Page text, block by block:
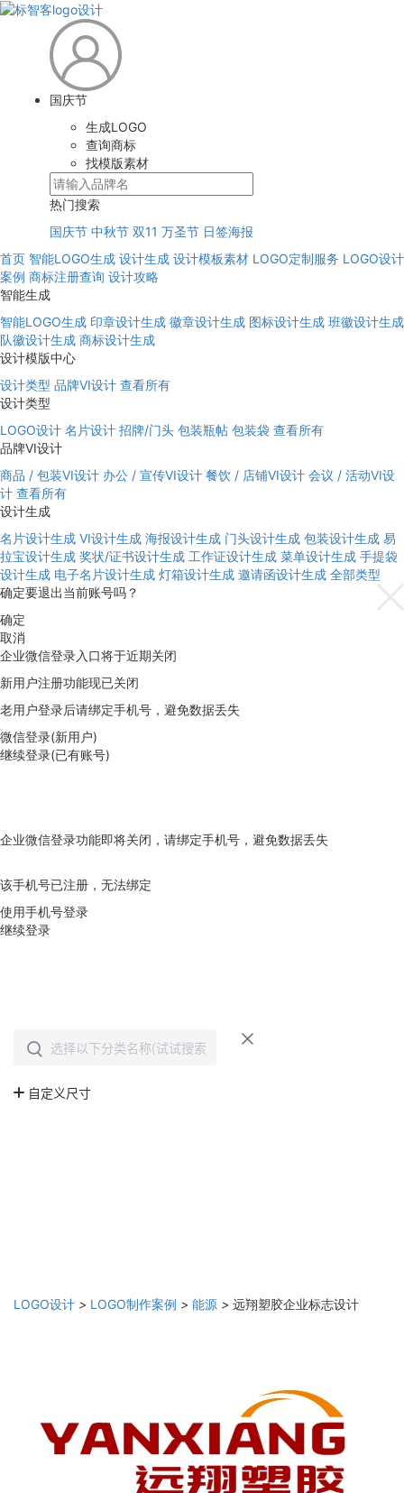
国庆节
生成LOGO
查询商标
找模版素材
热门搜索
国庆节 中秋节 双11 万圣节 日签海报
首页 智能LOGO生成 设计生成 设计模板素材 LOGO定制服务 LOGO设计
案例 商标注册查询 设计攻略
智能生成
智能LOGO生成 印章设计生成 徽章设计生成 图标设计生成 班徽设计生成
队徽设计生成 商标设计生成
设计模版中心
设计类型 品牌VI设计 查看所有
设计类型
LOGO设计 名片设计 招牌/门头 包装瓶帖 包装袋 查看所有
品牌VI设计
商品 / 包装VI设计 办公 / 宣传VI设计 餐饮 / 店铺VI设计 会议 / 活动VI设
计 查看所有
设计生成
名片设计生成 VI设计生成 海报设计生成 门头设计生成 包装设计生成 易
拉宝设计生成 奖状/证书设计生成 工作证设计生成 菜单设计生成 手提袋
设计生成 电子名片设计生成 灯箱设计生成 邀请函设计生成 全部类型
确定要退出当前账号吗？
确定
取消
企业微信登录入口将于近期关闭
新用户注册功能现已关闭
老用户登录后请绑定手机号，避免数据丢失
微信登录(新用户)
继续登录(已有账号)
企业微信登录功能即将关闭，请绑定手机号，避免数据丢失
该手机号已注册，无法绑定
使用手机号登录
继续登录
LOGO设计 > LOGO制作案例 > 能源 > 远翔塑胶企业标志设计